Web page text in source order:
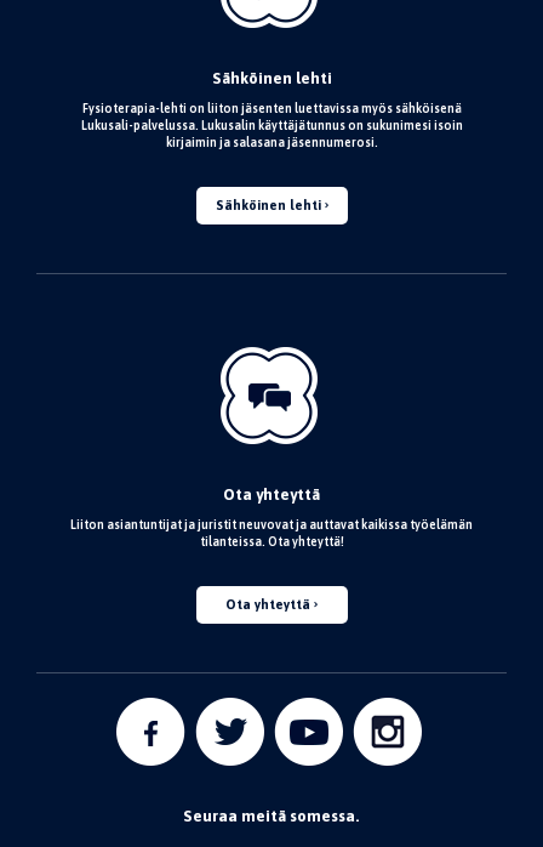
Sähköinen lehti
Fysioterapia-lehti on liiton jäsenten luettavissa myös sähköisenä
Lukusali-palvelussa. Lukusalin käyttäjätunnus on sukunimesi isoin
kirjaimin ja salasana jäsennumerosi.
Sähköinen lehti
Ota yhteyttä
Liiton asiantuntijat ja juristit neuvovat ja auttavat kaikissa työelämän
tilanteissa. Ota yhteyttä!
Ota yhteyttä
Seuraa meitä somessa.